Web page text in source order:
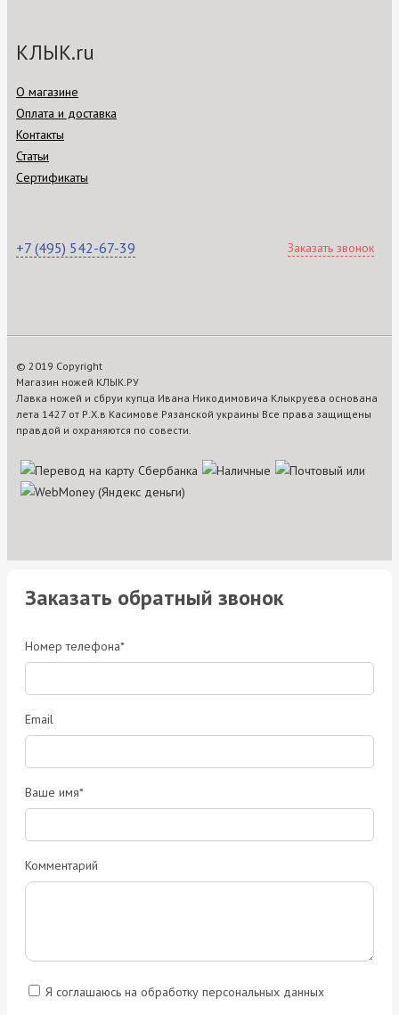
КЛЫК.ru
О магазине
Оплата и доставка
Контакты
Статьи
Сертификаты
+7 (495) 542-67-39 Заказать звонок
© 2019 Copyright
Магазин ножей КЛЫК.РУ
Лавка ножей и сбруи купца Ивана Никодимовича Клыкруева основана
лета 1427 от Р.Х.в Касимове Рязанской украины Все права защищены
правдой и охраняются по совести.
Заказать обратный звонок
Номер телефона*
Email
Ваше имя*
Комментарий
Я соглашаюсь на обработку персональных данных